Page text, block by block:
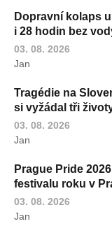
Dopravní kolaps
i 28 hodin bez
03. 08. 2026
Jan
Tragédie na
si vyžádal tři
03. 08. 2026
Jan
Prague Pride
festivalu roku v
03. 08. 2026
Jan